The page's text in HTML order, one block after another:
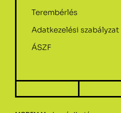
Terembérlés
Adatkezelési szabályzat
ÁSZF